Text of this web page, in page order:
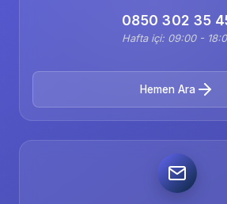
0850 302 35
Hafta içi: 09:00 -
Hemen Ara